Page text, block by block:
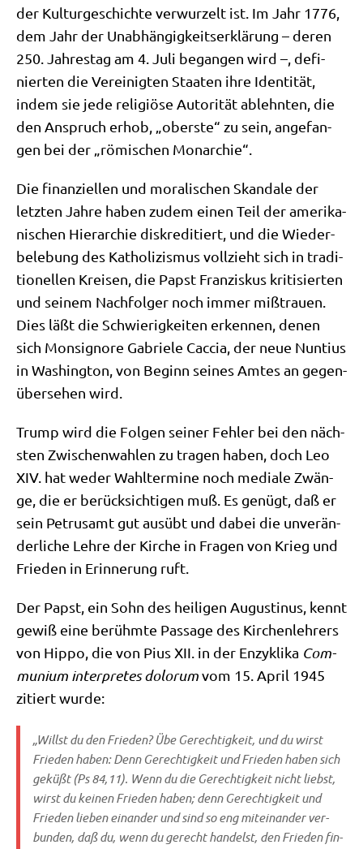
der Kul­tur­ge­schich­te ver­wur­zelt ist. Im Jahr 1776,
dem Jahr der Unab­hän­gig­keits­er­klä­rung – deren
250. Jah­res­tag am 4. Juli began­gen wird –, defi­
nier­ten die Ver­ei­nig­ten Staa­ten ihre Iden­ti­tät,
indem sie jede reli­giö­se Auto­ri­tät ablehn­ten, die
den Anspruch erhob, „ober­ste“ zu sein, ange­fan­
gen bei der „römi­schen Monarchie“.
Die finan­zi­el­len und mora­li­schen Skan­da­le der
letz­ten Jah­re haben zudem einen Teil der ame­ri­ka­
ni­schen Hier­ar­chie dis­kre­di­tiert, und die Wie­der­
be­le­bung des Katho­li­zis­mus voll­zieht sich in tra­di­
tio­nel­len Krei­sen, die Papst Fran­zis­kus kri­ti­sier­ten
und sei­nem Nach­fol­ger noch immer miß­trau­en.
Dies läßt die Schwie­rig­kei­ten erken­nen, denen
sich Mon­si­gno­re Gabrie­le Cac­cia, der neue Nun­ti­us
in Washing­ton, von Beginn sei­nes Amtes an gegen­
über­se­hen wird.
Trump wird die Fol­gen sei­ner Feh­ler bei den näch­
sten Zwi­schen­wah­len zu tra­gen haben, doch Leo
XIV. hat weder Wahl­ter­mi­ne noch media­le Zwän­
ge, die er berück­sich­ti­gen muß. Es genügt, daß er
sein Petrus­amt gut aus­übt und dabei die unver­än­
der­li­che Leh­re der Kir­che in Fra­gen von Krieg und
Frie­den in Erin­ne­rung ruft.
Der Papst, ein Sohn des hei­li­gen Augu­sti­nus, kennt
gewiß eine berühm­te Pas­sa­ge des Kir­chen­leh­rers
von Hip­po, die von Pius XII. in der Enzy­kli­ka Com­
mu­ni­um inter­pre­tes dolorumvom 15. April 1945
zitiert wurde:
„Willst du den Frie­den? Übe Gerech­tig­keit, und du wirst
Frie­den haben: Denn Gerech­tig­keit und Frie­den haben sich
geküßt (Ps 84,11). Wenn du die Gerech­tig­keit nicht liebst,
wirst du kei­nen Frie­den haben; denn Gerech­tig­keit und
Frie­den lie­ben ein­an­der und sind so eng mit­ein­an­der ver­
bun­den, daß du, wenn du gerecht han­delst, den Frie­den fin­